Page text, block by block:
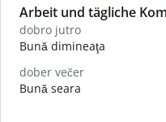
Slide 1 of 6
Arbeit und tägliche
dobro jutro
Bună dimineaţa
dober večer
Bună seara